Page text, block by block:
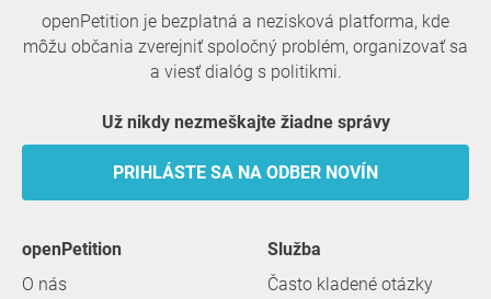
openPetition je bezplatná a nezisková platforma, kde
môžu občania zverejniť spoločný problém, organizovať sa
a viesť dialóg s politikmi.
Už nikdy nezmeškajte žiadne správy
PRIHLÁSTE SA NA ODBER NOVÍN
openPetition
O nás
služba
Často kladené otázky